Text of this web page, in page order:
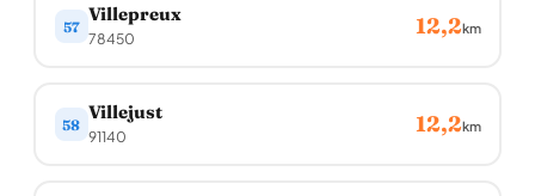
57
Villepreux
78450 12,2km
58
Villejust
91140 12,2km